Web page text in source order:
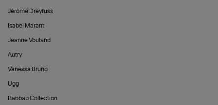
Jérôme Dreyfuss
Isabel Marant
Jeanne Vouland
Autry
Vanessa Bruno
Ugg
Baobab Collection